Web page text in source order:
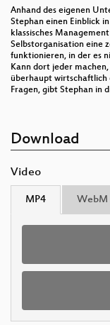
Anhand des eigenen
Stephan einen Einblick
klassisches
Selbstorganisation eine
funktionieren, in der es
Kann dort jeder
überhaupt wirtschaftlich
Fragen, gibt Stephan in
Download
Video
MP4 WebM